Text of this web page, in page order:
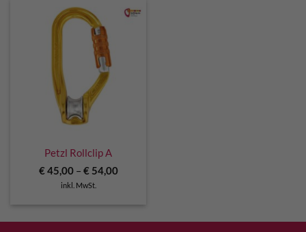
Petzl Rollclip A
€45,00– €54,00
inkl. MwSt.